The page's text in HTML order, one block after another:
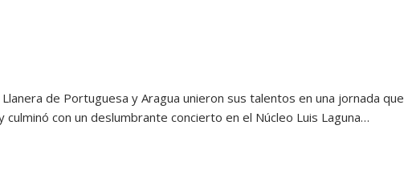
de Portuguesa y Aragua unieron sus talentos en una jornada que
con un deslumbrante concierto en el Núcleo Luis Laguna…